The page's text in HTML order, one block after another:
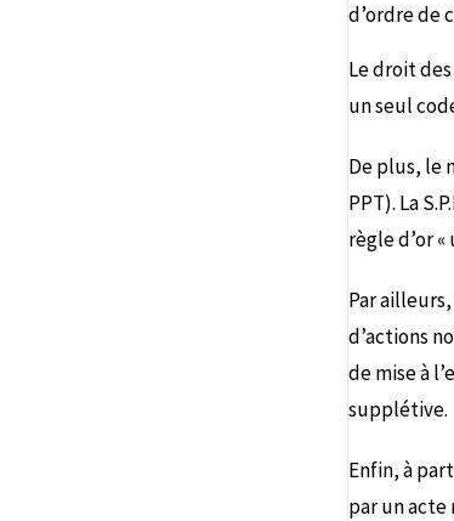
d’ordre de
Le droit
un seul
De plus, le
PPT). La
règle d’or
Par
d’actions
de mise à
supplétive.
Enfin, à
par un acte